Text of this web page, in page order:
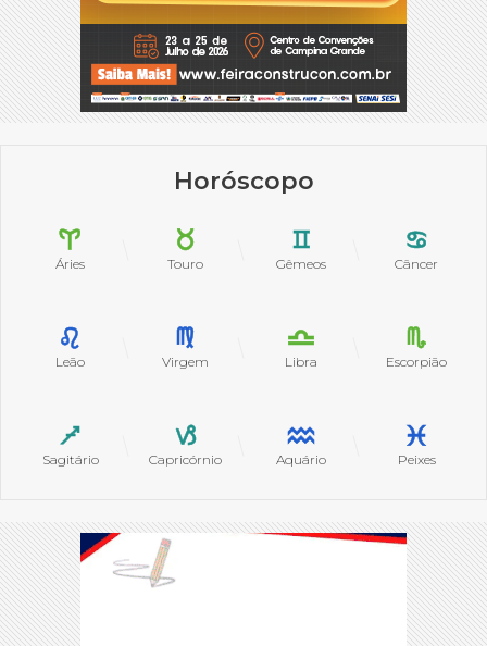
Horóscopo
Áries Touro Gêmeos Câncer
Leão Virgem Libra Escorpião
Sagitário Capricórnio Aquário Peixes